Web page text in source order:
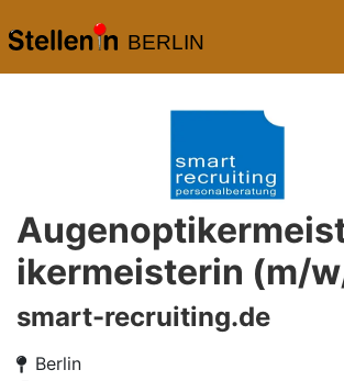
BERLIN
ikermeisterin (m/
smart-recruiting.de
Berlin